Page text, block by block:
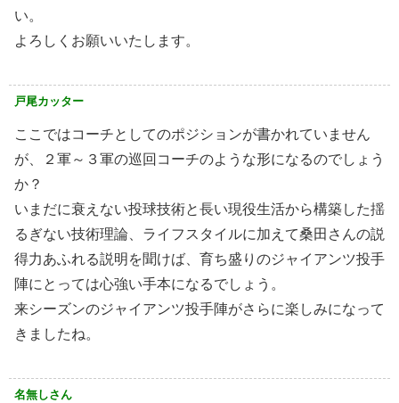
い。
よろしくお願いいたします。
戸尾カッター
ここではコーチとしてのポジションが書かれていません
が、２軍～３軍の巡回コーチのような形になるのでしょう
か？
いまだに衰えない投球技術と長い現役生活から構築した揺
るぎない技術理論、ライフスタイルに加えて桑田さんの説
得力あふれる説明を聞けば、育ち盛りのジャイアンツ投手
陣にとっては心強い手本になるでしょう。
来シーズンのジャイアンツ投手陣がさらに楽しみになって
きましたね。
名無しさん